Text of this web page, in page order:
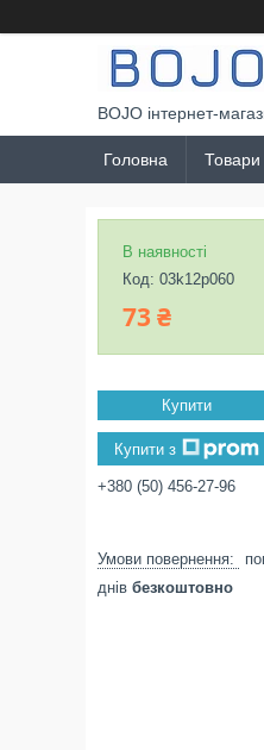
BOJO інтернет-
Головна Товари
В наявності
Код: 03k12p060
73 ₴
Купити
Купити з
+380 (50) 456-27-96
днів безкоштовно